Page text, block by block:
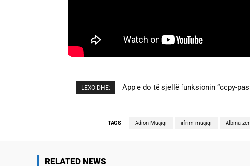
LEXO DHE: Apple do të sjellë funksionin “copy-
Cristiano Ronaldo dhe Georgina
TAGS Adion Muqiqi afrim muqiqi Albina
RELATED NEWS